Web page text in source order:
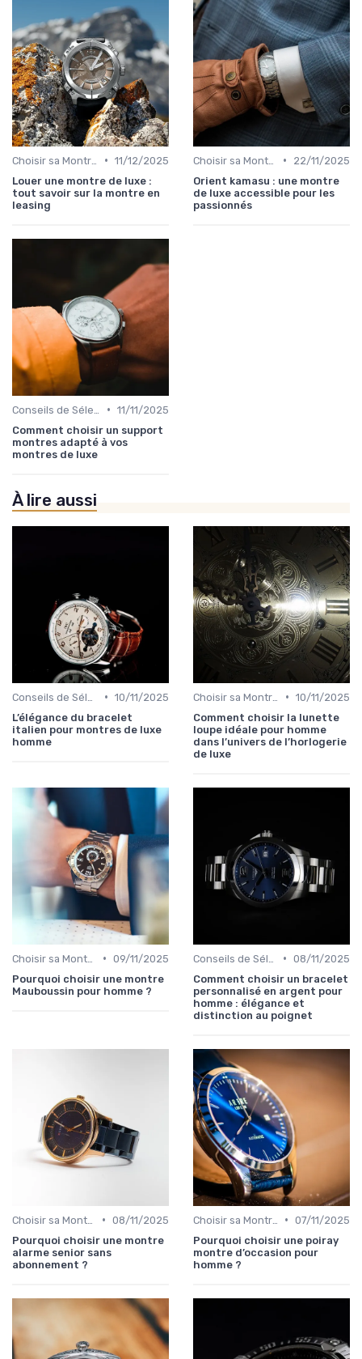
• 11/12/2025
Louer une montre de luxe :
tout savoir sur la montre en
leasing
•
22/11/2025
Orient kamasu : une montre
de luxe accessible pour les
passionnés
• 11/11/2025
Comment choisir un support
montres adapté à vos
montres de luxe
À lire aussi
• 10/11/2025
L’élégance du bracelet
italien pour montres de luxe
homme
• 10/11/2025
Comment choisir la lunette
loupe idéale pour homme
dans l’univers de l’horlogerie
de luxe
• 09/11/2025
Pourquoi choisir une montre
Mauboussin pour homme ?
• 08/11/2025
Comment choisir un bracelet
personnalisé en argent pour
homme : élégance et
distinction au poignet
• 08/11/2025
Pourquoi choisir une montre
alarme senior sans
abonnement ?
• 07/11/2025
Pourquoi choisir une poiray
montre d’occasion pour
homme ?